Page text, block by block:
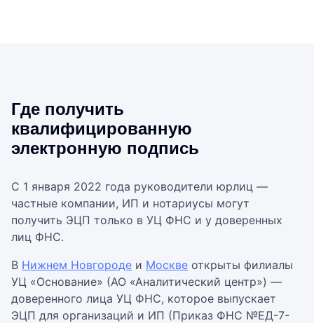
Где получить
квалифицированную
электронную подпись
С 1 января 2022 года руководители юрлиц —
частные компании, ИП и нотариусы могут
получить ЭЦП только в УЦ ФНС и у доверенных
лиц ФНС.
В Нижнем Новгороде и Москве открыты филиалы
УЦ «Основание» (АО «Аналитический центр») —
доверенного лица УЦ ФНС, которое выпускает
ЭЦП для организаций и ИП (Приказ ФНС №ЕД-7-